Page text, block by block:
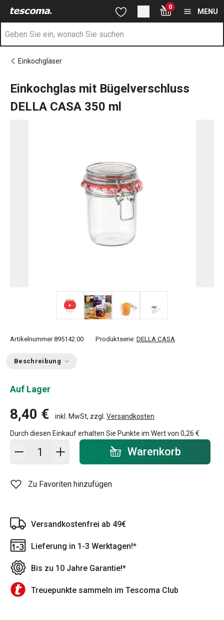
Sie befinden sich auf der Einkochglas mit Bügelverschluss
Zum Hauptinhalt springen
Zur Suche springen
Zur Navigation springen 0
MENU
Einkochgläser
Einkochglas mit Bügelverschluss
DELLA CASA 350 ml
Artikelnummer 895142.00 Produktserie: DELLA CASA
Beschreibung
Auf Lager
8,40 € inkl. MwSt, zzgl. Versandkosten
Durch diesen Einkauf erhalten Sie Punkte im Wert von 0,26 €
In den Warenkorb - Menge Warenkorb
Zu Favoriten hinzufügen
Versandkostenfrei ab 49€
Lieferung in 1-3 Werktagen!*
Bis zu 10 Jahre Garantie!*
Treuepunkte sammeln im Tescoma Club